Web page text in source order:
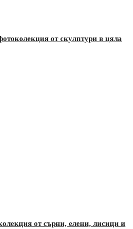
от скулптури в цяла
от сърни, елени, лисици и